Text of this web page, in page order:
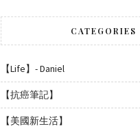
CATEGORIES
【Life】- Daniel
【抗癌筆記】
【美國新生活】